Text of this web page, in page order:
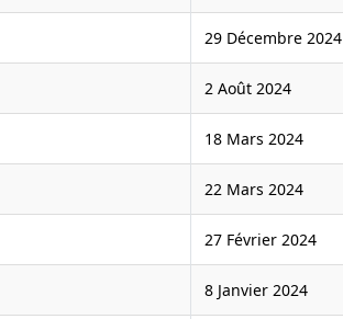
29 Décembre 2024
2 Août 2024
18 Mars 2024
22 Mars 2024
27 Février 2024
8 Janvier 2024